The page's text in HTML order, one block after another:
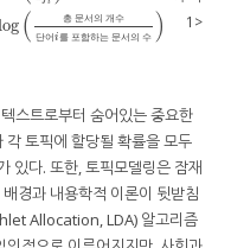
( 총 문서의 개수
단어i를 포함하는 문서 의 수 )
가 등장한 횟수 에서 등장한 모든
1>
스트로부터 숨어있는 중요한
토픽에 할당될 확률을 모두
있다. 또한, 토픽모델링은 잠재
경과 내용학적 이론이 뒷받침
Allocation, LDA) 알고리즘